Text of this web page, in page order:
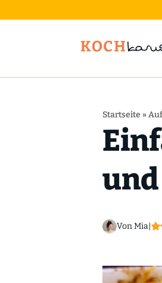
Startseite »
und
Von Mia